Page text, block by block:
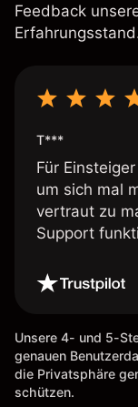
Feedback
T***
Für
um sich mal
vertraut zu
Support
Unsere 4- und 5-
genauen
die Privatsphäre
schützen.